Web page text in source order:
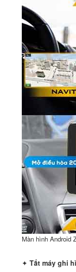
Màn hình Android
✦ Tắt máy ghi